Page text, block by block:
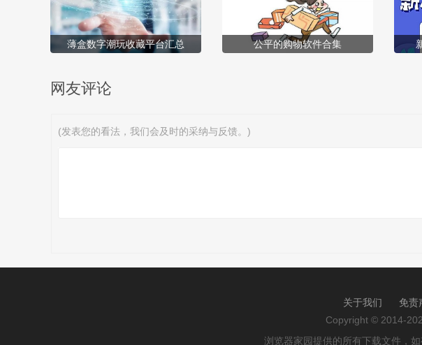
薄盒数字潮玩收藏平台汇总 公平的购物软件合集
网友评论
(发表您的看法，我们会及时的采纳与反馈。)
关于我们 免责
Copyright © 2014-
浏览器家园提供的所有下载文件，